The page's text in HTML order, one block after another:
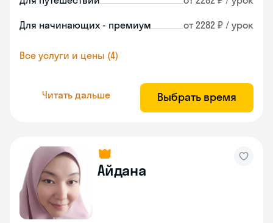
Для начинающих - премиум от 2282 ₽ / урок
Все услуги и цены (4)
Читать дальше Выбрать время
Айдана